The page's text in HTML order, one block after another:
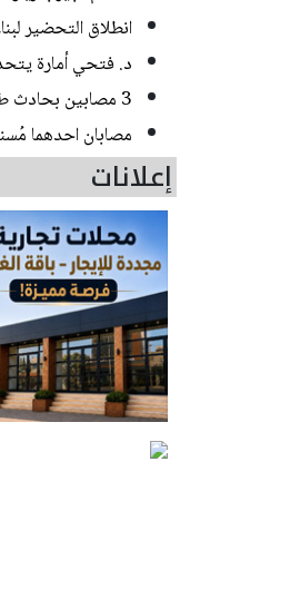
انطلاق التحضير
د. فتحي أمارة
3 مصابين بحادث طرق في البعينة النجيدات
مصابان احدهما
إعلانات